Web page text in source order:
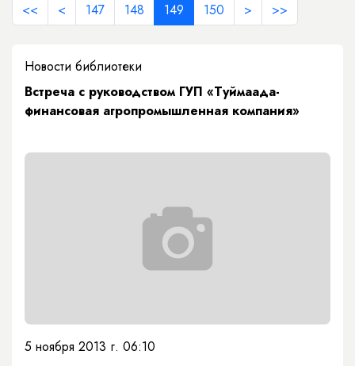
<< < 147 148 149 150 > >>
Новости библиотеки
Встреча с руководством ГУП «Туймаада-
финансовая агропромышленная компания»
5 ноября 2013 г. 06:10